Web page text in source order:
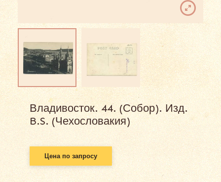
Владивосток. 44. (Собор). Изд.
B.S. (Чехословакия)
Цена по запросу